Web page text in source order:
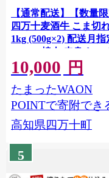
【通常配送】【数量限
四万十麦酒牛 こま切
1kg (500g×2) 配送月指定
Asz-39 焼肉 赤身 しゃ
ゃぶ 麦酒牛 ビール牛
け 冷凍 牛丼 肉じゃが
焼き 鉄板焼き
10,000 円
たまったWAON
POINTで寄附でき
高知県四万十町
5